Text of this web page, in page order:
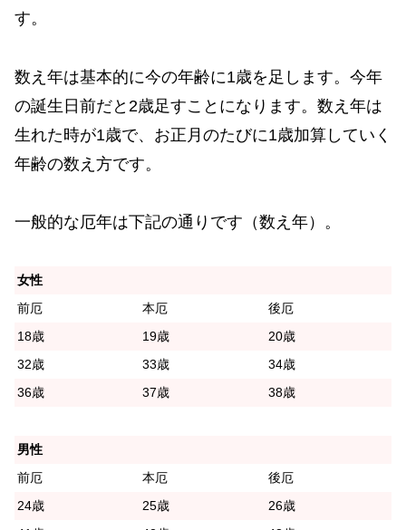
す。
数え年は基本的に今の年齢に1歳を足します。今年
の誕生日前だと2歳足すことになります。数え年は
生れた時が1歳で、お正月のたびに1歳加算していく
年齢の数え方です。
一般的な厄年は下記の通りです（数え年）。
女性
前厄
本厄
後厄
18歳
19歳
20歳
32歳
33歳
34歳
36歳
37歳 38歳
男性
前厄
本厄
後厄
24歳
25歳
26歳